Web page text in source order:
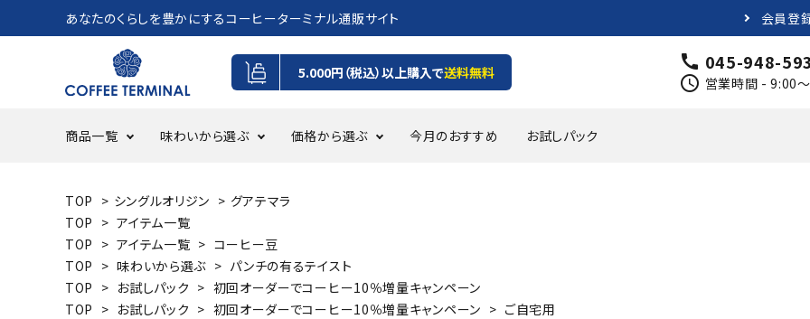
あなたのくらしを豊かにするコーヒーターミナル通販サイト 会員登
5.000円（税込）以上購入で送料無料 call 045-948-
schedule 営業時間 - 9:00～
商品一覧
コーヒー豆
GIFT
味わいから選ぶ
フルーツ感・甘味・綺麗な酸味を
感じるテイスト
価格から選ぶ
0円~500円
今月のおすすめ お試しパック
TOP > シングルオリジン > グアテマラ
TOP > アイテム一覧
TOP > アイテム一覧 > コーヒー豆
TOP > 味わいから選ぶ > パンチの有るテイスト
TOP > お試しパック > 初回オーダーでコーヒー10％増量キャンペーン
TOP > お試しパック > 初回オーダーでコーヒー10％増量キャンペーン > ご自宅用